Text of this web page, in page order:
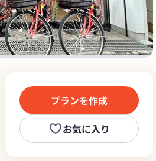
プランを作成
お気に入り